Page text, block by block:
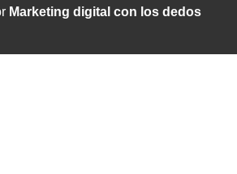
Marketing digital con los dedos